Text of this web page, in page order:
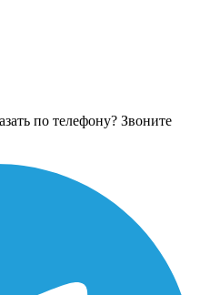
по телефону? Звоните